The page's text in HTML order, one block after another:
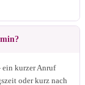
ein kurzer Anruf
oder kurz nach